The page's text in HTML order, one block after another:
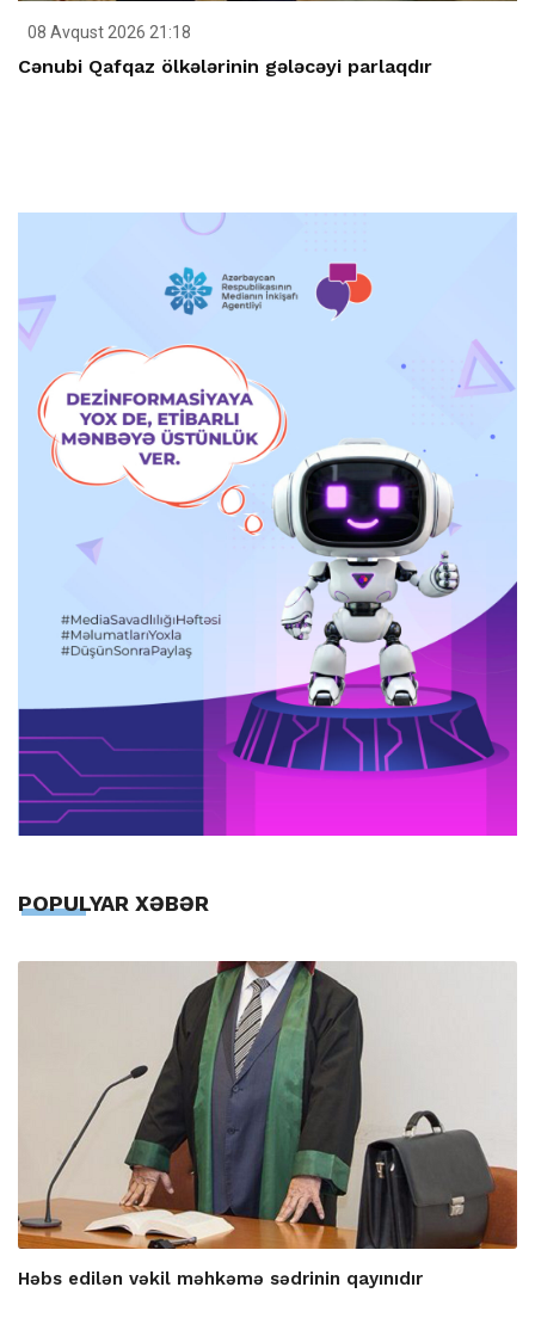
08 Avqust 2026 21:18
Cənubi Qafqaz ölkələrinin gələcəyi parlaqdır
POPULYAR XƏBƏR
Həbs edilən vəkil məhkəmə sədrinin qayınıdır